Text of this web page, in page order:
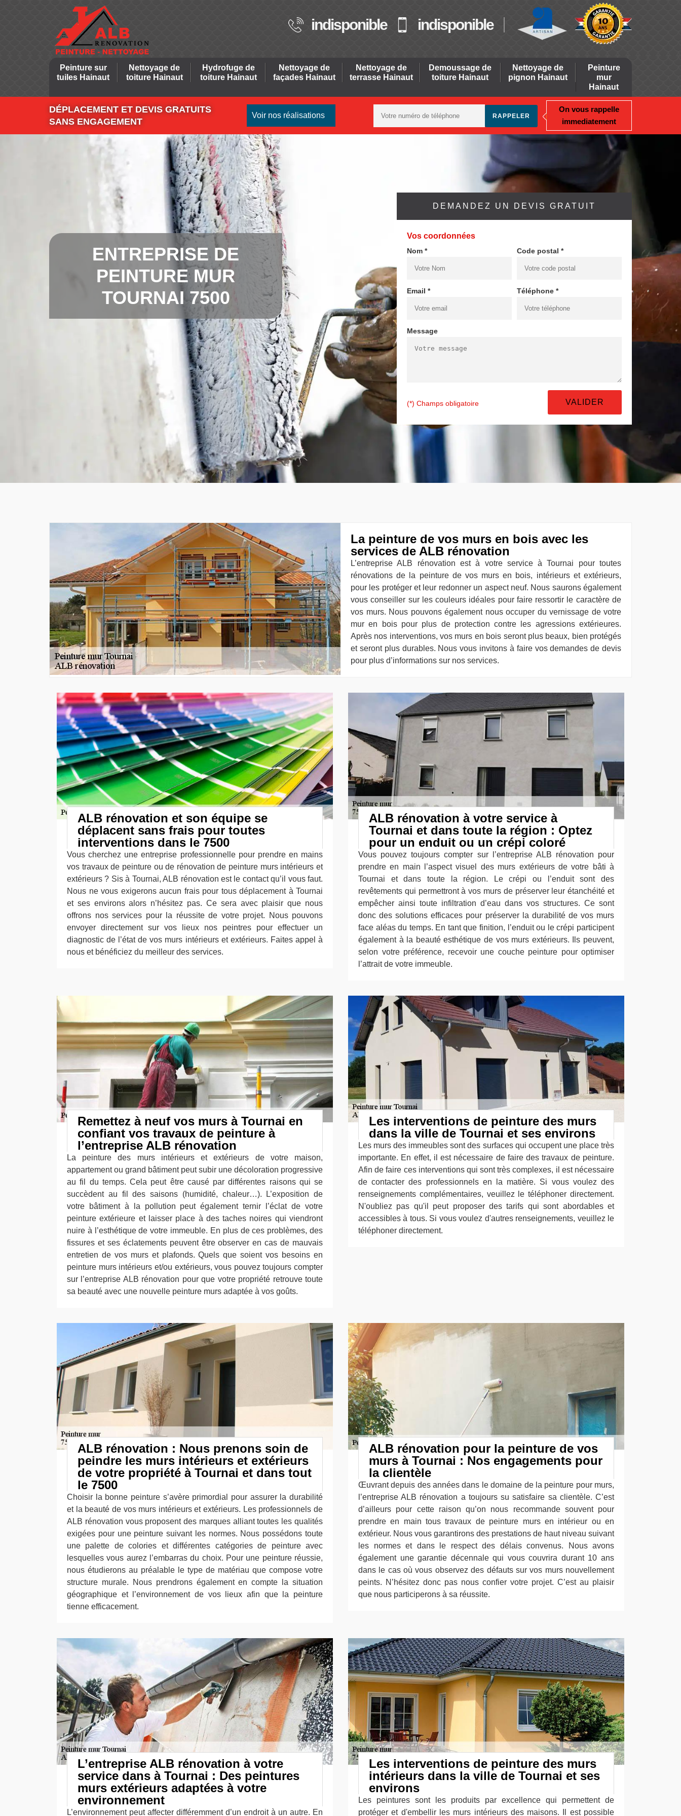
indisponible indisponible
Peinture sur
tuiles Hainaut
Nettoyage de
toiture Hainaut
Hydrofuge de
toiture Hainaut
Nettoyage de
façades Hainaut
Nettoyage de
terrasse Hainaut
Demoussage de
toiture Hainaut
Nettoyage de
pignon Hainaut
Peinture
mur
Hainaut
DÉPLACEMENT ET DEVIS GRATUITS
SANS ENGAGEMENT
Voir nos réalisations
On vous rappelle
immediatement
ENTREPRISE DE
PEINTURE MUR
TOURNAI 7500
DEMANDEZ UN DEVIS GRATUIT
Vos coordonnées
Nom * Code postal *
Email * Téléphone *
Message
(*) Champs obligatoire
La peinture de vos murs en bois avec les
services de ALB rénovation
L’entreprise ALB rénovation est à votre service à Tournai pour toutes
rénovations de la peinture de vos murs en bois, intérieurs et extérieurs,
pour les protéger et leur redonner un aspect neuf. Nous saurons également
vous conseiller sur les couleurs idéales pour faire ressortir le caractère de
vos murs. Nous pouvons également nous occuper du vernissage de votre
mur en bois pour plus de protection contre les agressions extérieures.
Après nos interventions, vos murs en bois seront plus beaux, bien protégés
et seront plus durables. Nous vous invitons à faire vos demandes de devis
pour plus d’informations sur nos services.
ALB rénovation et son équipe se
déplacent sans frais pour toutes
interventions dans le 7500
Vous cherchez une entreprise professionnelle pour prendre en mains
vos travaux de peinture ou de rénovation de peinture murs intérieurs et
extérieurs ? Sis à Tournai, ALB rénovation est le contact qu’il vous faut.
Nous ne vous exigerons aucun frais pour tous déplacement à Tournai
et ses environs alors n’hésitez pas. Ce sera avec plaisir que nous
offrons nos services pour la réussite de votre projet. Nous pouvons
envoyer directement sur vos lieux nos peintres pour effectuer un
diagnostic de l’état de vos murs intérieurs et extérieurs. Faites appel à
nous et bénéficiez du meilleur des services.
ALB rénovation à votre service à
Tournai et dans toute la région : Optez
pour un enduit ou un crépi coloré
Vous pouvez toujours compter sur l’entreprise ALB rénovation pour
prendre en main l’aspect visuel des murs extérieurs de votre bâti à
Tournai et dans toute la région. Le crépi ou l’enduit sont des
revêtements qui permettront à vos murs de préserver leur étanchéité et
empêcher ainsi toute infiltration d’eau dans vos structures. Ce sont
donc des solutions efficaces pour préserver la durabilité de vos murs
face aléas du temps. En tant que finition, l’enduit ou le crépi participent
également à la beauté esthétique de vos murs extérieurs. Ils peuvent,
selon votre préférence, recevoir une couche peinture pour optimiser
l’attrait de votre immeuble.
Remettez à neuf vos murs à Tournai en
confiant vos travaux de peinture à
l’entreprise ALB rénovation
La peinture des murs intérieurs et extérieurs de votre maison,
appartement ou grand bâtiment peut subir une décoloration progressive
au fil du temps. Cela peut être causé par différentes raisons qui se
succèdent au fil des saisons (humidité, chaleur…). L’exposition de
votre bâtiment à la pollution peut également ternir l’éclat de votre
peinture extérieure et laisser place à des taches noires qui viendront
nuire à l’esthétique de votre immeuble. En plus de ces problèmes, des
fissures et ses éclatements peuvent être observer en cas de mauvais
entretien de vos murs et plafonds. Quels que soient vos besoins en
peinture murs intérieurs et/ou extérieurs, vous pouvez toujours compter
sur l’entreprise ALB rénovation pour que votre propriété retrouve toute
sa beauté avec une nouvelle peinture murs adaptée à vos goûts.
Les interventions de peinture des murs
dans la ville de Tournai et ses environs
Les murs des immeubles sont des surfaces qui occupent une place très
importante. En effet, il est nécessaire de faire des travaux de peinture.
Afin de faire ces interventions qui sont très complexes, il est nécessaire
de contacter des professionnels en la matière. Si vous voulez des
renseignements complémentaires, veuillez le téléphoner directement.
N'oubliez pas qu'il peut proposer des tarifs qui sont abordables et
accessibles à tous. Si vous voulez d'autres renseignements, veuillez le
téléphoner directement.
ALB rénovation : Nous prenons soin de
peindre les murs intérieurs et extérieurs
de votre propriété à Tournai et dans tout
le 7500
Choisir la bonne peinture s’avère primordial pour assurer la durabilité
et la beauté de vos murs intérieurs et extérieurs. Les professionnels de
ALB rénovation vous proposent des marques alliant toutes les qualités
exigées pour une peinture suivant les normes. Nous possédons toute
une palette de colories et différentes catégories de peinture avec
lesquelles vous aurez l’embarras du choix. Pour une peinture réussie,
nous étudierons au préalable le type de matériau que compose votre
structure murale. Nous prendrons également en compte la situation
géographique et l’environnement de vos lieux afin que la peinture
tienne efficacement.
ALB rénovation pour la peinture de vos
murs à Tournai : Nos engagements pour
la clientèle
Œuvrant depuis des années dans le domaine de la peinture pour murs,
l’entreprise ALB rénovation a toujours su satisfaire sa clientèle. C’est
d’ailleurs pour cette raison qu’on nous recommande souvent pour
prendre en main tous travaux de peinture murs en intérieur ou en
extérieur. Nous vous garantirons des prestations de haut niveau suivant
les normes et dans le respect des délais convenus. Nous avons
également une garantie décennale qui vous couvrira durant 10 ans
dans le cas où vous observez des défauts sur vos murs nouvellement
peints. N’hésitez donc pas nous confier votre projet. C’est au plaisir
que nous participerons à sa réussite.
L’entreprise ALB rénovation à votre
service dans à Tournai : Des peintures
murs extérieurs adaptées à votre
environnement
L’environnement peut affecter différemment d’un endroit à un autre. En
Les interventions de peinture des murs
intérieurs dans la ville de Tournai et ses
environs
Les peintures sont les produits par excellence qui permettent de
protéger et d'embellir les murs intérieurs des maisons. Il est possible